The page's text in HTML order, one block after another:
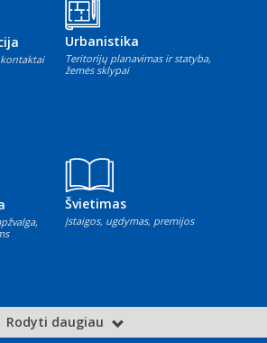
Urbanistika
Teritorijų planavimas ir statyba,
žemės sklypai
Švietimas
Įstaigos, ugdymas, premijos
Rodyti daugiau